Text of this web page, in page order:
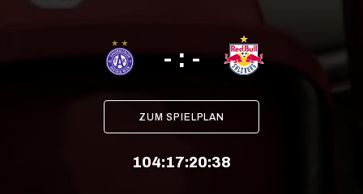
- : -
ZUM SPIELPLAN
104:17:20:38